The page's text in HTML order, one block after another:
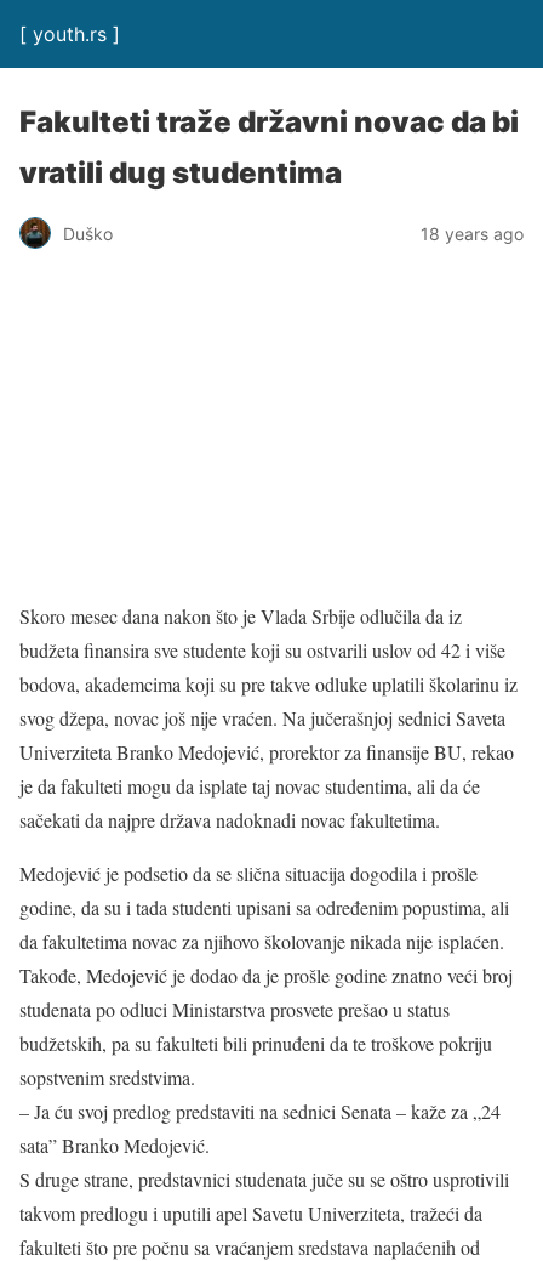
[ youth.rs ]
Fakulteti traže državni novac da bi
vratili dug studentima
Duško 18 years ago
Skoro mesec dana nakon što je Vlada Srbije odlučila da iz
budžeta finansira sve studente koji su ostvarili uslov od 42 i više
bodova, akademcima koji su pre takve odluke uplatili školarinu iz
svog džepa, novac još nije vraćen. Na jučerašnjoj sednici Saveta
Univerziteta Branko Medojević, prorektor za finansije BU, rekao
je da fakulteti mogu da isplate taj novac studentima, ali da će
sačekati da najpre država nadoknadi novac fakultetima.
Medojević je podsetio da se slična situacija dogodila i prošle
godine, da su i tada studenti upisani sa određenim popustima, ali
da fakultetima novac za njihovo školovanje nikada nije isplaćen.
Takođe, Medojević je dodao da je prošle godine znatno veći broj
studenata po odluci Ministarstva prosvete prešao u status
budžetskih, pa su fakulteti bili prinuđeni da te troškove pokriju
sopstvenim sredstvima.
– Ja ću svoj predlog predstaviti na sednici Senata – kaže za „24
sata” Branko Medojević.
S druge strane, predstavnici studenata juče su se oštro usprotivili
takvom predlogu i uputili apel Savetu Univerziteta, tražeći da
fakulteti što pre počnu sa vraćanjem sredstava naplaćenih od